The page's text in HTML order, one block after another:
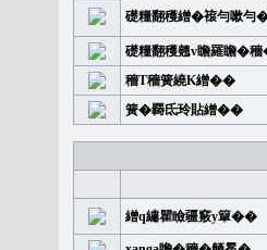
礎糧翻穫繒�䙛勻嗽
礎糧翻穫翹v瞻羅瞻�
穡T穡簧繞K繒��
簧�覉氐玲貼繒��
繒q繡瞿瞼疆竅y簞��